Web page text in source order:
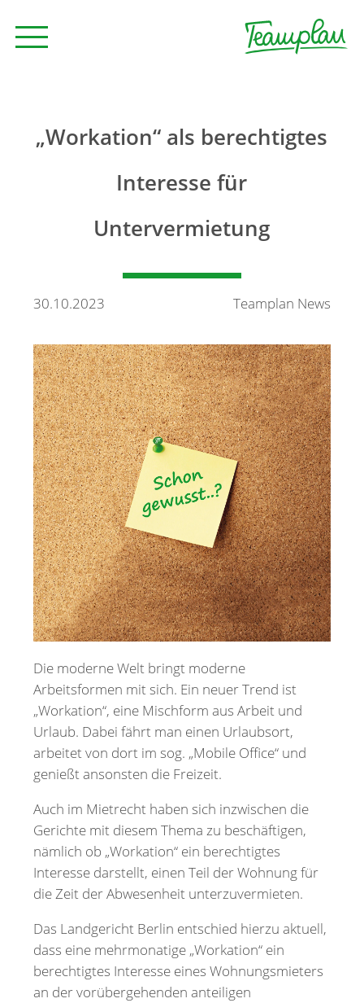
Kontakt
Merkzettel
Newsletter
„Workation“ als berechtigtes
Interesse für
Untervermietung
30.10.2023 Teamplan News
Die moderne Welt bringt moderne
Arbeitsformen mit sich. Ein neuer Trend ist
„Workation“, eine Mischform aus Arbeit und
Urlaub. Dabei fährt man einen Urlaubsort,
arbeitet von dort im sog. „Mobile Office“ und
genießt ansonsten die Freizeit.
Auch im Mietrecht haben sich inzwischen die
Gerichte mit diesem Thema zu beschäftigen,
nämlich ob „Workation“ ein berechtigtes
Interesse darstellt, einen Teil der Wohnung für
die Zeit der Abwesenheit unterzuvermieten.
Das Landgericht Berlin entschied hierzu aktuell,
dass eine mehrmonatige „Workation“ ein
berechtigtes Interesse eines Wohnungsmieters
an der vorübergehenden anteiligen